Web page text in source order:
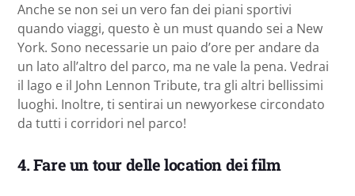
Anche se non sei un vero fan dei piani sportivi
quando viaggi, questo è un must quando sei a New
York. Sono necessarie un paio d’ore per andare da
un lato all’altro del parco, ma ne vale la pena. Vedrai
il lago e il John Lennon Tribute, tra gli altri bellissimi
luoghi. Inoltre, ti sentirai un newyorkese circondato
da tutti i corridori nel parco!
4. Fare un tour delle location dei film